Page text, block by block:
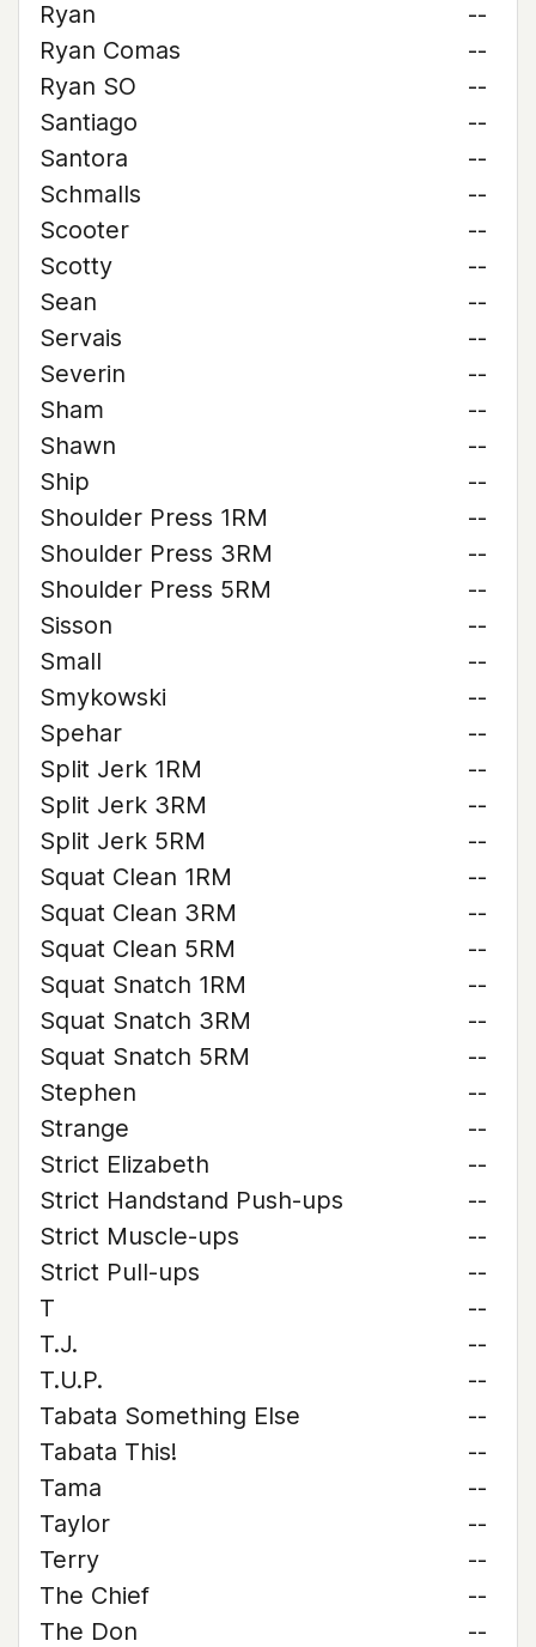
Ryan
--
Ryan Comas
--
Ryan SO
--
Santiago
--
Santora
--
Schmalls
--
Scooter
--
Scotty
--
Sean
--
Servais
--
Severin
--
Sham
--
Shawn
--
Ship
--
Shoulder Press 1RM
--
Shoulder Press 3RM
--
Shoulder Press 5RM
--
Sisson
--
Small
--
Smykowski
--
Spehar
--
Split Jerk 1RM
--
Split Jerk 3RM
--
Split Jerk 5RM
--
Squat Clean 1RM
--
Squat Clean 3RM
--
Squat Clean 5RM
--
Squat Snatch 1RM
--
Squat Snatch 3RM
--
Squat Snatch 5RM
--
Stephen
--
Strange
--
Strict Elizabeth
--
Strict Handstand Push-ups
--
Strict Muscle-ups
--
Strict Pull-ups
--
T
--
T.J.
--
T.U.P.
--
Tabata Something Else
--
Tabata This!
--
Tama
--
Taylor
--
Terry
--
The Chief
--
The Don
--